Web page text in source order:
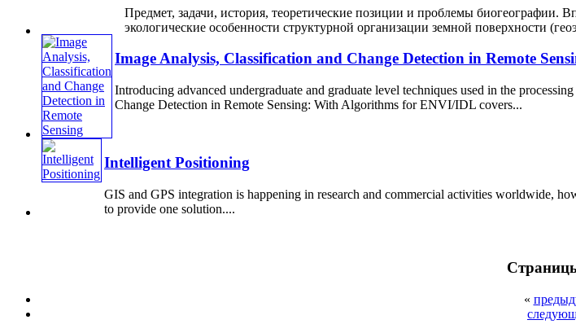
Предмет, задачи, история, теоретические позиции и проблемы биогеографии.
экологические особенности структурной организации земной поверхности
Image Analysis, Classification and Change Detection in Remote
Introducing advanced undergraduate and graduate level techniques used in the
Change Detection in Remote Sensing: With Algorithms for ENVI/IDL covers...
Intelligent Positioning
GIS and GPS integration is happening in research and commercial activities worldwide,
to provide one solution....
«